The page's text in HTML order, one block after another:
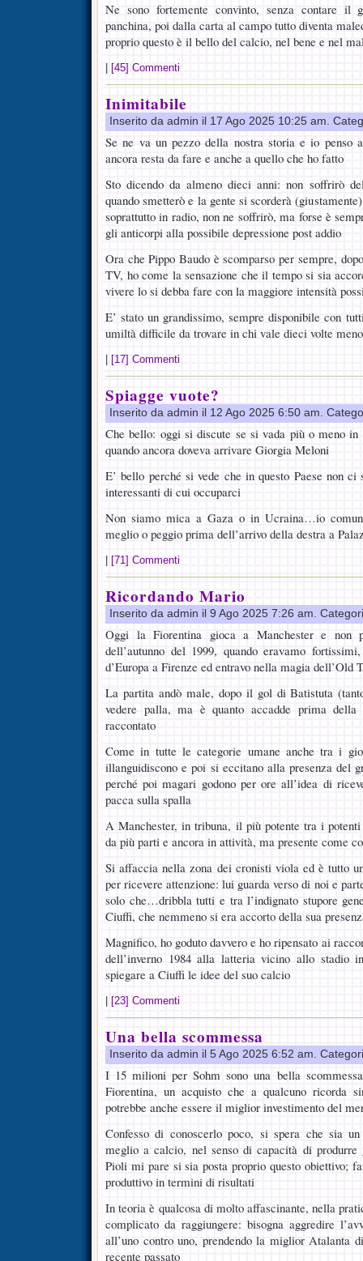
Ne sono fortemente convinto, senza contare il
panchina, poi dalla carta al campo tutto diventa
proprio questo è il bello del calcio, nel bene e nel
[45] Commenti
Inimitabile
Inserito da admin il 17 Ago 2025 10:25 am.
Se ne va un pezzo della nostra storia e io penso
ancora resta da fare e anche a quello che ho fatto
Sto dicendo da almeno dieci anni: non soffrirò
quando smetterò e la gente si scorderà
soprattutto in radio, non ne soffrirò, ma forse è
gli anticorpi alla possibile depressione post addio
Ora che Pippo Baudo è scomparso per sempre,
TV, ho come la sensazione che il tempo si sia
vivere lo si debba fare con la maggiore intensità
E’ stato un grandissimo, sempre disponibile con
umiltà difficile da trovare in chi vale dieci volte
[17] Commenti
Spiagge vuote?
Inserito da admin il 12 Ago 2025 6:50 am.
Che bello: oggi si discute se si vada più o meno
quando ancora doveva arrivare Giorgia Meloni
E’ bello perché si vede che in questo Paese non
interessanti di cui occuparci
Non siamo mica a Gaza o in Ucraina…io
meglio o peggio prima dell’arrivo della destra a
[71] Commenti
Ricordando Mario
Inserito da admin il 9 Ago 2025 7:26 am.
Oggi la Fiorentina gioca a Manchester e non
dell’autunno del 1999, quando eravamo
d’Europa a Firenze ed entravo nella magia dell’Old
La partita andò male, dopo il gol di Batistuta
vedere palla, ma è quanto accadde prima
raccontato
Come in tutte le categorie umane anche tra i
illanguidiscono e poi si eccitano alla presenza del
perché poi magari godono per ore all’idea di
pacca sulla spalla
A Manchester, in tribuna, il più potente tra i
da più parti e ancora in attività, ma presente come
Si affaccia nella zona dei cronisti viola ed è tutto
per ricevere attenzione: lui guarda verso di noi e
solo che…dribbla tutti e tra l’indignato stupore
Ciuffi, che nemmeno si era accorto della sua
Magnifico, ho goduto davvero e ho ripensato ai
dell’inverno 1984 alla latteria vicino allo stadio
spiegare a Ciuffi le idee del suo calcio
[23] Commenti
Una bella scommessa
Inserito da admin il 5 Ago 2025 6:52 am.
I 15 milioni per Sohm sono una bella
Fiorentina, un acquisto che a qualcuno ricorda
potrebbe anche essere il miglior investimento del
Confesso di conoscerlo poco, si spera che sia
meglio a calcio, nel senso di capacità di
Pioli mi pare si sia posta proprio questo obiettivo;
produttivo in termini di risultati
In teoria è qualcosa di molto affascinante, nella
complicato da raggiungere: bisogna aggredire
all’uno contro uno, prendendo la miglior Atalanta
recente passato